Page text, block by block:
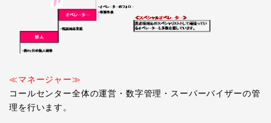
≪マネージャー≫
コールセンター全体の運営・数字管理・スーパーバイザーの管
理を行います。